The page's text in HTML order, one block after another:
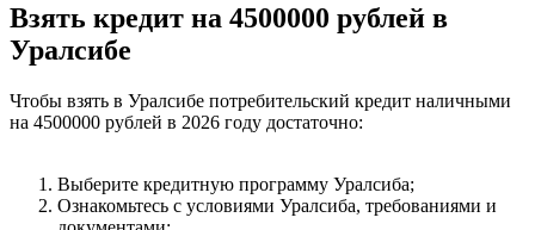
Взять кредит на 4500000 рублей в
Уралсибе
Чтобы взять в Уралсибе потребительский кредит наличными
на 4500000 рублей в 2026 году достаточно:
Выберите кредитную программу Уралсиба;
Ознакомьтесь с условиями Уралсиба, требованиями и